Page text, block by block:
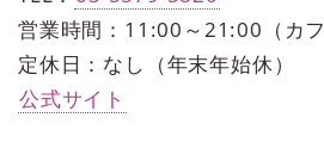
営業時間：11:00～21:00（カ
定休日：なし（年末年始休）
公式サイト